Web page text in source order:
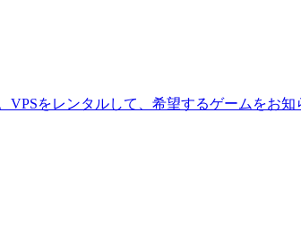
をレンタルして、希望するゲームをお知